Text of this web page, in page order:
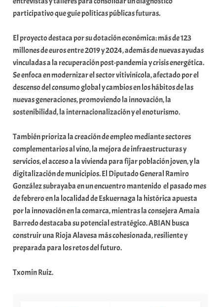
t
a
e
a
participativo que guíe políticas públicas futuras.
El proyecto destaca por su dotación económica: más de 123
millones de euros entre 2019 y 2024, además de nuevas ayudas
vinculadas a la recuperación post-pandemia y crisis energética.
Se enfoca en modernizar el sector vitivinícola, afectado por el
descenso del consumo global y cambios en los hábitos de las
nuevas generaciones, promoviendo la innovación, la
sostenibilidad, la internacionalización y el enoturismo.
También prioriza la creación de empleo mediante sectores
complementarios al vino, la mejora de infraestructuras y
servicios, el acceso a la vivienda para fijar población joven, y la
digitalización de municipios. El Diputado General Ramiro
González subrayaba en un encuentro mantenido el pasado mes
de febrero en la localidad de Eskuernaga la histórica apuesta
por la innovación en la comarca, mientras la consejera Amaia
Barredo destacaba su potencial estratégico. ABIAN busca
construir una Rioja Alavesa más cohesionada, resiliente y
preparada para los retos del futuro.
Txomin Ruiz.